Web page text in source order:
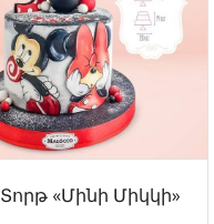
Տորթ «Մինի Միկկի»